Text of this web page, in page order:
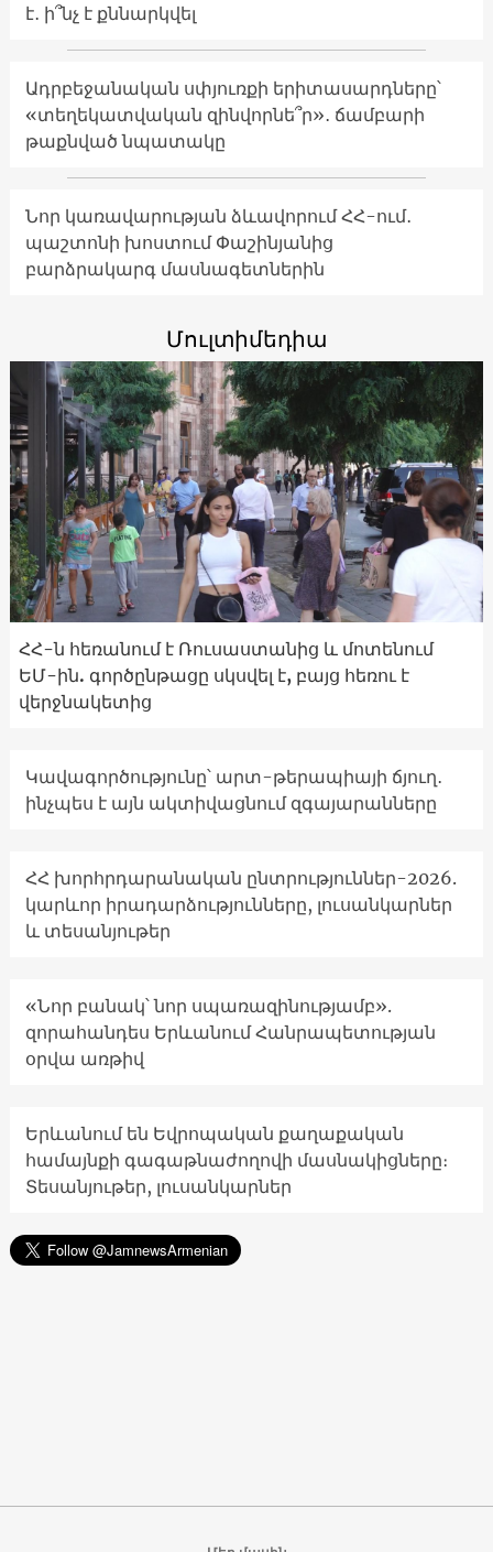
է․ ի՞նչ է քննարկվել
Ադրբեջանական սփյուռքի երիտասարդները՝
«տեղեկատվական զինվորնե՞ր»․ ճամբարի
թաքնված նպատակը
Նոր կառավարության ձևավորում ՀՀ-ում․
պաշտոնի խոստում Փաշինյանից
բարձրակարգ մասնագետներին
Մուլտիմեդիա
ՀՀ-ն հեռանում է Ռուսաստանից և մոտենում
ԵՄ-ին. գործընթացը սկսվել է, բայց հեռու է
վերջնակետից
Կավագործությունը՝ արտ-թերապիայի ճյուղ․
ինչպես է այն ակտիվացնում զգայարանները
ՀՀ խորհրդարանական ընտրություններ-2026.
կարևոր իրադարձությունները, լուսանկարներ
և տեսանյութեր
«Նոր բանակ՝ նոր սպառազինությամբ».
զորահանդես Երևանում Հանրապետության
օրվա առթիվ
Երևանում են Եվրոպական քաղաքական
համայնքի գագաթնաժողովի մասնակիցները։
Տեսանյութեր, լուսանկարներ